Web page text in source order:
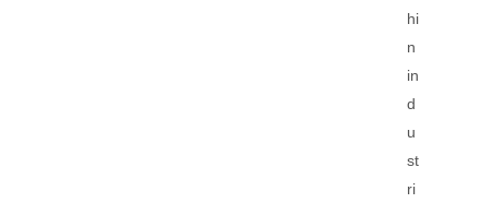
hi
n
in
d
u
st
ri